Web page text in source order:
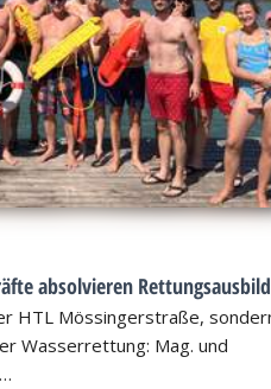
absolvieren
HTL Mössingerstraße,
Wasserrettung: Mag. und